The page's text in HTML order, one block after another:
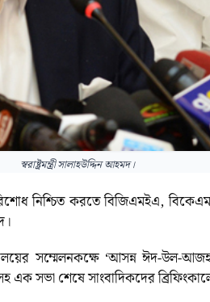
স্বরাষ্ট্রমন্ত্রী সালাহউদ্দিন আহমদ।
নিশ্চিত করতে বিজিএমইএ,
সম্মেলনকক্ষে ‘আসন্ন ঈদ-উল-
এক সভা শেষে সাংবাদিকদের